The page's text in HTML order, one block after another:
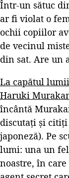
Într-un sătuc
ar fi violat o
ochii copiilor
de vecinul
din sat. Are un
La capătul
Haruki
încântă
discutați și
japoneză). Pe
lumi: una un
noastre, în